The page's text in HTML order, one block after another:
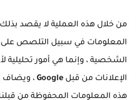
من خلال هذه العملية لا يقصد
المعلومات في سبيل التلصص على
الشخصية ، وإنما هي أمور
الإعلانات من قبل Google ، ويضاف
هذه المعلومات المحفوظة من